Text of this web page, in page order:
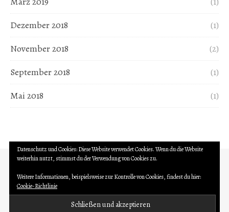
Dezember 2018
(1)
November 2018
(2)
September 2018
(1)
Mai 2018
(1)
Matthias Hamann - 2026 ©
Datenschutzerklärung Impressum
Datenschutz und Cookies: Diese Website verwendet Cookies. Wenn du die Website
weiterhin nutzt, stimmst du der Verwendung von Cookies zu.
Weitere Informationen, beispielsweise zur Kontrolle von Cookies, findest du hier:
Cookie-Richtlinie